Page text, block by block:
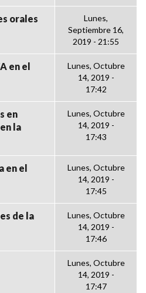
orales
Lunes,
Septiembre 16,
2019 - 21:55
en el
Lunes, Octubre
14, 2019 -
17:42
en
la
Lunes, Octubre
14, 2019 -
17:43
en el
Lunes, Octubre
14, 2019 -
17:45
de la
Lunes, Octubre
14, 2019 -
17:46
Lunes, Octubre
14, 2019 -
17:47